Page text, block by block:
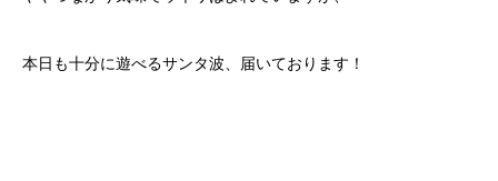
本日も十分に遊べるサンタ波、届いております！